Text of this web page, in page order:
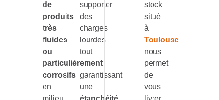
de
produits
très
fluides
ou
particulièrement
corrosifs
en
milieu
supporter
des
charges
lourdes
tout
en
garantissant
une
étanchéité
stock
situé
à
Toulouse
nous
permet
de
vous
livrer